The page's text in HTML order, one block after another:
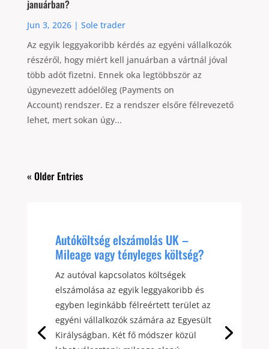
januárban?
Jun 3, 2026| Sole trader
Az egyik leggyakoribb kérdés az egyéni vállalkozók
részéről, hogy miért kell januárban a vártnál jóval
több adót fizetni. Ennek oka legtöbbször az
úgynevezett adóelőleg (Payments on
Account) rendszer. Ez a rendszer elsőre félrevezető
lehet, mert sokan úgy...
« Older Entries
Autóköltség elszámolás UK –
Mileage vagy tényleges költség?
Az autóval kapcsolatos költségek
elszámolása az egyik leggyakoribb és
egyben leginkább félreértett terület az
egyéni vállalkozók számára az Egyesült
Királyságban. Két fő módszer közül